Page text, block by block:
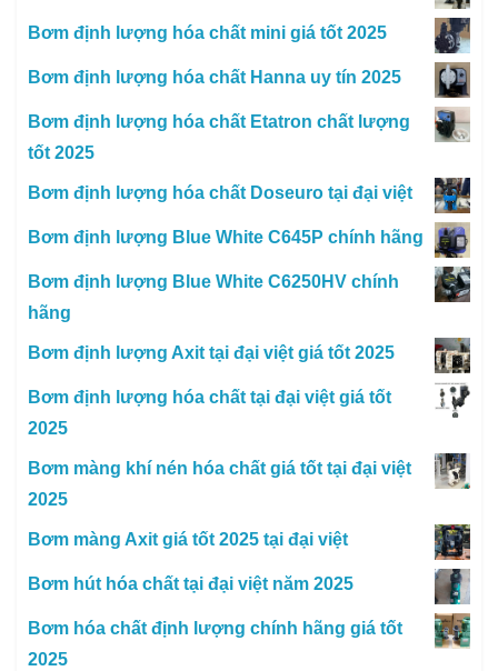
Bơm định lượng hóa chất mini giá tốt 2025
Bơm định lượng hóa chất Hanna uy tín 2025
Bơm định lượng hóa chất Etatron chất lượng
tốt 2025
Bơm định lượng hóa chất Doseuro tại đại việt
Bơm định lượng Blue White C645P chính hãng
Bơm định lượng Blue White C6250HV chính
hãng
Bơm định lượng Axit tại đại việt giá tốt 2025
Bơm định lượng hóa chất tại đại việt giá tốt
2025
Bơm màng khí nén hóa chất giá tốt tại đại việt
2025
Bơm màng Axit giá tốt 2025 tại đại việt
Bơm hút hóa chất tại đại việt năm 2025
Bơm hóa chất định lượng chính hãng giá tốt
2025